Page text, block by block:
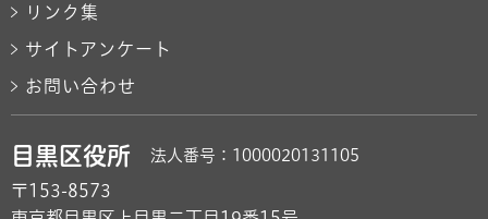
リンク集
サイトアンケート
お問い合わせ
目黒区役所 法人番号：1000020131105
〒153-8573